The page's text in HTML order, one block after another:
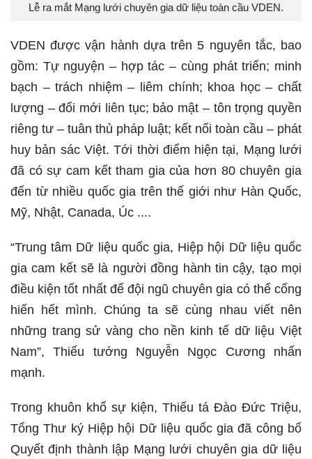
Lễ ra mắt Mạng lưới chuyên gia dữ liệu toàn cầu VDEN.
VDEN được vận hành dựa trên 5 nguyên tắc, bao
gồm: Tự nguyện – hợp tác – cùng phát triển; minh
bạch – trách nhiệm – liêm chính; khoa học – chất
lượng – đổi mới liên tục; bảo mật – tôn trọng quyền
riêng tư – tuân thủ pháp luật; kết nối toàn cầu – phát
huy bản sác Việt. Tới thời điểm hiện tại, Mạng lưới
đã có sự cam kết tham gia của hơn 80 chuyên gia
đến từ nhiều quốc gia trên thế giới như Hàn Quốc,
Mỹ, Nhật, Canada, Úc ....
“Trung tâm Dữ liệu quốc gia, Hiệp hội Dữ liệu quốc
gia cam kết sẽ là người đồng hành tin cậy, tạo mọi
điều kiện tốt nhất để đội ngũ chuyên gia có thể cống
hiến hết mình. Chúng ta sẽ cùng nhau viết nên
những trang sử vàng cho nền kinh tế dữ liệu Việt
Nam”, Thiếu tướng Nguyễn Ngọc Cương nhấn
mạnh.
Trong khuôn khổ sự kiện, Thiếu tá Đào Đức Triệu,
Tổng Thư ký Hiệp hội Dữ liệu quốc gia đã công bố
Quyết định thành lập Mạng lưới chuyên gia dữ liệu